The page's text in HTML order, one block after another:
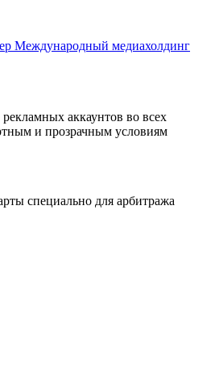
аккаунтов во всех
и прозрачным условиям
специально для арбитража